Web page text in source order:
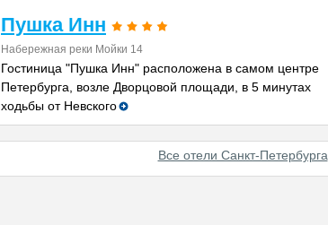
Пушка Инн
Набережная реки Мойки 14
Гостиница "Пушка Инн" расположена в самом центре
Петербурга, возле Дворцовой площади, в 5 минутах
ходьбы от Невского
Все отели Санкт-Петербурга